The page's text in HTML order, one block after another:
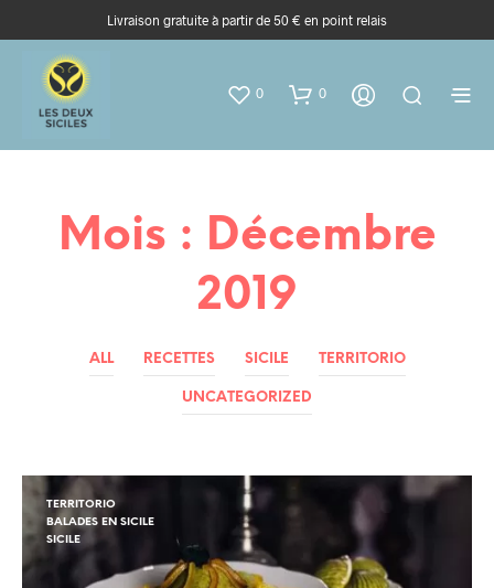
Livraison gratuite à partir de 50 € en point relais
0 0
Mois : Décembre
2019
ALL RECETTES SICILE TERRITORIO
UNCATEGORIZED
TERRITORIO
BALADES EN SICILE
SICILE